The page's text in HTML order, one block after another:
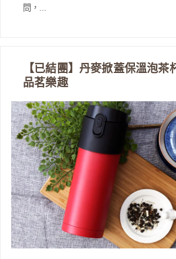
問，...
【已結團】丹麥掀蓋保溫泡茶
品茗樂趣